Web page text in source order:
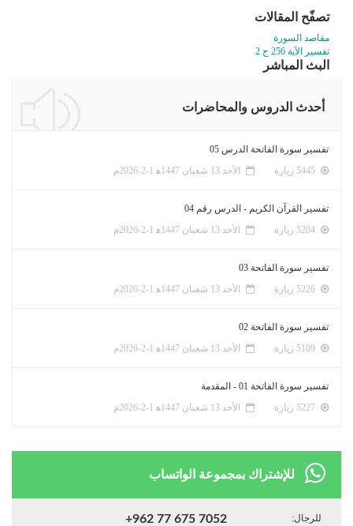
تصفّح المقالات
مقاصد السورة
تفسير الآية 256 ج 2
البث المباشر
أحدث الدروس والمحاضرات
تفسير سورة الفاتحة الدرس 05
الأحد 13 شعبان 1447ﻫ 1-2-2026م
تفسير القرآن الكريم - الدرس رقم 04
الأحد 13 شعبان 1447ﻫ 1-2-2026م
تفسير سورة الفاتحة 03
الأحد 13 شعبان 1447ﻫ 1-2-2026م
تفسير سورة الفاتحة 02
الأحد 13 شعبان 1447ﻫ 1-2-2026م
تفسير سورة الفاتحة 01 - المقدمة
الأحد 13 شعبان 1447ﻫ 1-2-2026م
للإشتراك بمجموعة الواتساب
للرجال: +962 77 675 7052